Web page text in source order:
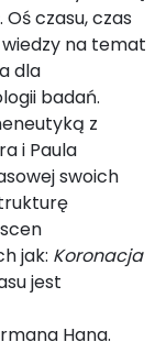
czasu, czas
na temat
dla
badań.
z
i Paula
swoich
jak: Koronacja
jest
Hana.